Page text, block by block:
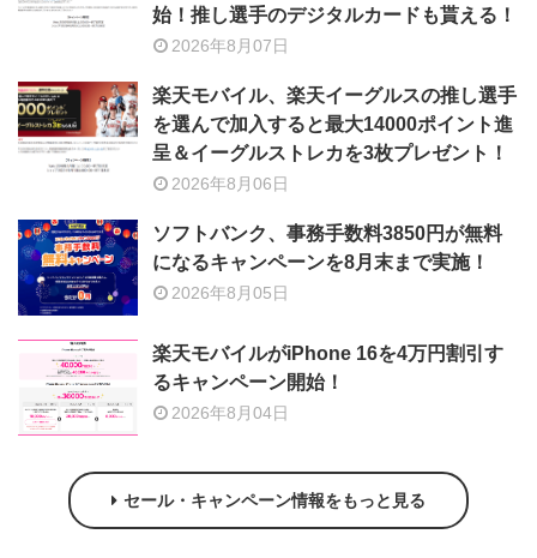
始！推し選手のデジタルカードも貰える！
2026年8月07日
楽天モバイル、楽天イーグルスの推し選手
を選んで加入すると最大14000ポイント進
呈＆イーグルストレカを3枚プレゼント！
2026年8月06日
ソフトバンク、事務手数料3850円が無料
になるキャンペーンを8月末まで実施！
2026年8月05日
楽天モバイルがiPhone 16を4万円割引す
るキャンペーン開始！
2026年8月04日
セール・キャンペーン情報をもっと見る